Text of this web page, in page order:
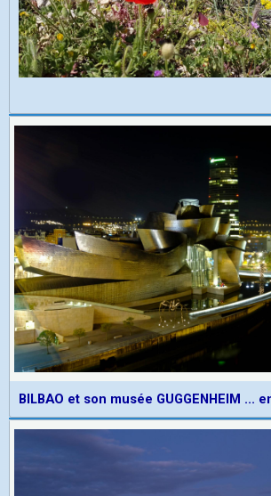
BILBAO et son musée GUGGENHEIM ...